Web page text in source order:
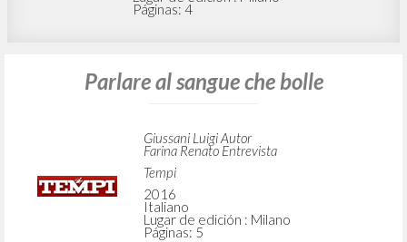
Páginas: 4
Parlare al sangue che bolle
Giussani Luigi Autor
Farina Renato Entrevista
Tempi
2016
Italiano
Lugar de edición : Milano
Páginas: 5